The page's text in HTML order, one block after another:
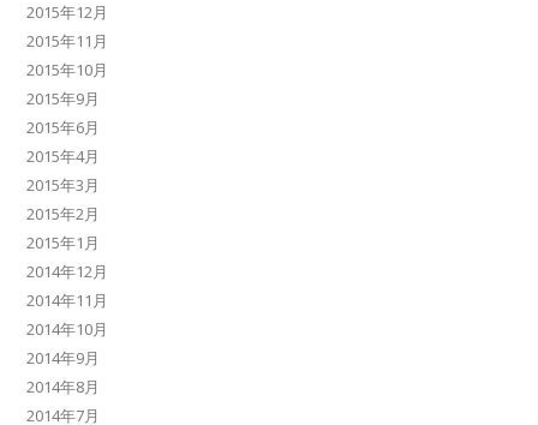
2015年12月
2015年11月
2015年10月
2015年9月
2015年6月
2015年4月
2015年3月
2015年2月
2015年1月
2014年12月
2014年11月
2014年10月
2014年9月
2014年8月
2014年7月